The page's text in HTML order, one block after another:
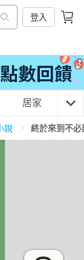
登入
居家 3C
說 終於來到不